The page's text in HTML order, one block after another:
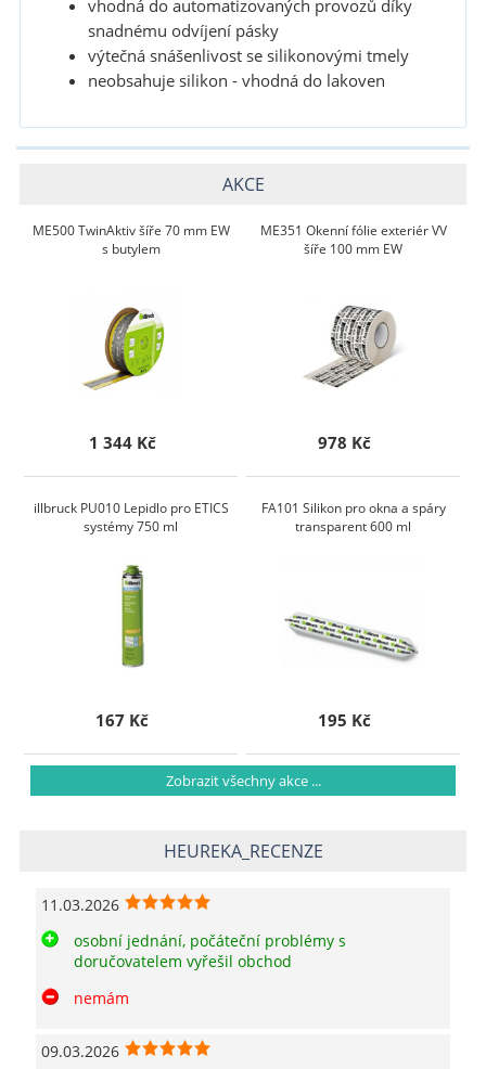
vhodná do automatizovaných provozů díky
snadnému odvíjení pásky
výtečná snášenlivost se silikonovými tmely
neobsahuje silikon - vhodná do lakoven
AKCE
ME500 TwinAktiv šíře 70 mm EW
s butylem
1 344 Kč
ME351 Okenní fólie exteriér VV
šíře 100 mm EW
978 Kč
illbruck PU010 Lepidlo pro ETICS
systémy 750 ml
167 Kč
FA101 Silikon pro okna a spáry
transparent 600 ml
195 Kč
Zobrazit všechny akce ...
HEUREKA_RECENZE
11.03.2026
osobní jednání, počáteční problémy s
doručovatelem vyřešil obchod
nemám
09.03.2026